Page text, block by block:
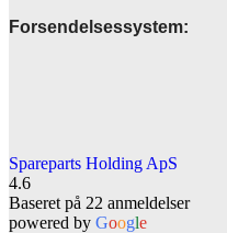
Forsendelsessystem:
Spareparts Holding ApS
4.6
Baseret på 22 anmeldelser
powered by Google